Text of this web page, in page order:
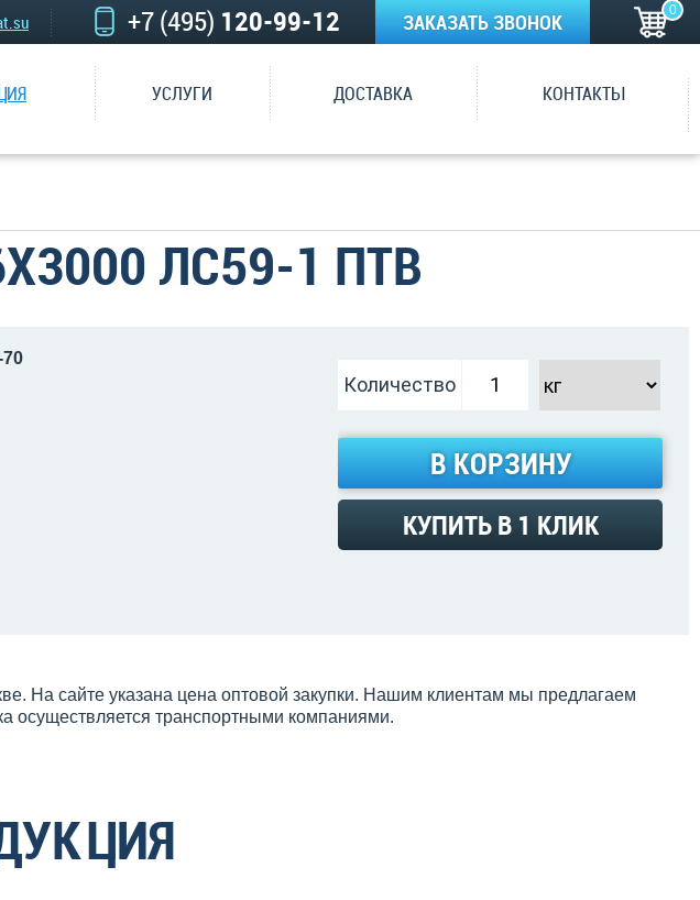
+7 (495) 120-99-12 0
ЗАКАЗАТЬ ЗВОНОК
УСЛУГИ ДОСТАВКА КОНТАКТЫ
ЛС59-1 ПТВ
Количество
В КОРЗИНУ
КУПИТЬ В 1 КЛИК
На сайте указана цена оптовой закупки. Нашим клиентам мы предлагаем
осуществляется транспортными компаниями.